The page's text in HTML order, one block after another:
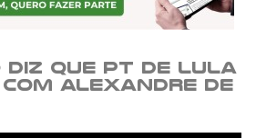
que PT de Lula
Alexandre de